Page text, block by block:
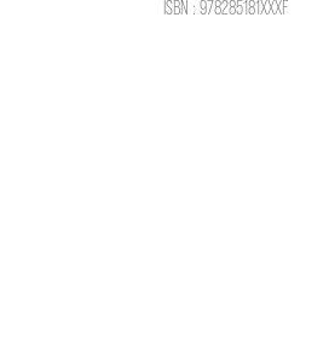
ISBN : 978285181XXXF